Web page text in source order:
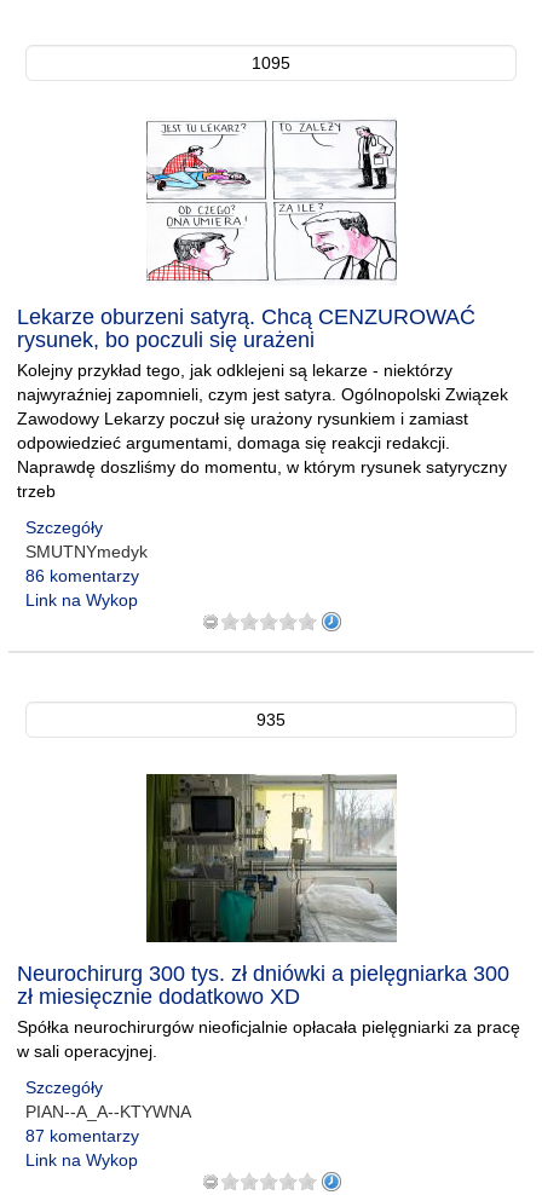
1095
Lekarze oburzeni satyrą. Chcą CENZUROWAĆ
rysunek, bo poczuli się urażeni
Kolejny przykład tego, jak odklejeni są lekarze - niektórzy
najwyraźniej zapomnieli, czym jest satyra. Ogólnopolski Związek
Zawodowy Lekarzy poczuł się urażony rysunkiem i zamiast
odpowiedzieć argumentami, domaga się reakcji redakcji.
Naprawdę doszliśmy do momentu, w którym rysunek satyryczny
trzeb
Szczegóły
SMUTNYmedyk
86 komentarzy
Link na Wykop
935
Neurochirurg 300 tys. zł dniówki a pielęgniarka 300
zł miesięcznie dodatkowo XD
Spółka neurochirurgów nieoficjalnie opłacała pielęgniarki za pracę
w sali operacyjnej.
Szczegóły
PIAN--A_A--KTYWNA
87 komentarzy
Link na Wykop